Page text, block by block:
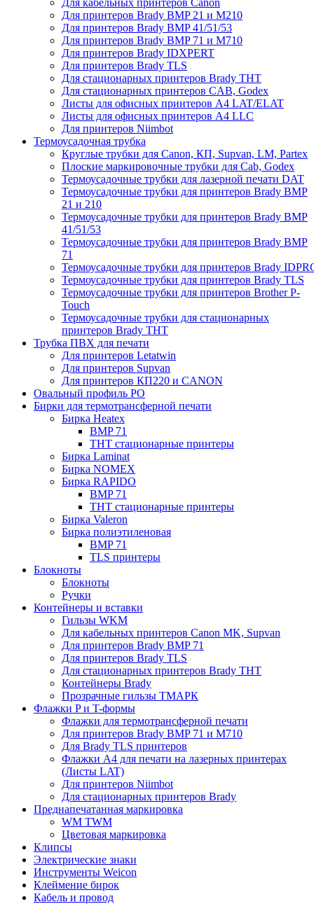
Для кабельных принтеров Canon
Для принтеров Brady BMP 21 и M210
Для принтеров Brady BMP 41/51/53
Для принтеров Brady BMP 71 и M710
Для принтеров Brady IDXPERT
Для принтеров Brady TLS
Для стационарных принтеров Brady THT
Для стационарных принтеров CAB, Godex
Листы для офисных принтеров А4 LAT/ELAT
Листы для офисных принтеров А4 LLC
Для принтеров Niimbot
Термоусадочная трубка
Круглые трубки для Canon, КП, Supvan, LM, Partex
Плоские маркировочные трубки для Cab, Godex
Термоусадочные трубки для лазерной печати DAT
Термоусадочные трубки для принтеров Brady BMP
21 и 210
Термоусадочные трубки для принтеров Brady BMP
41/51/53
Термоусадочные трубки для принтеров Brady BMP
71
Термоусадочные трубки для принтеров Brady
Термоусадочные трубки для принтеров Brady TLS
Термоусадочные трубки для принтеров Brother P-
Touch
Термоусадочные трубки для стационарных
принтеров Brady THT
Трубка ПВХ для печати
Для принтеров Letatwin
Для принтеров Supvan
Для принтеров КП220 и CANON
Овальный профиль PO
Бирки для термотрансферной печати
Бирка Heatex
BMP 71
THT стационарные принтеры
Бирка Laminat
Бирка NOMEX
Бирка RAPIDO
BMP 71
THT стационарные принтеры
Бирка Valeron
Бирка полиэтиленовая
BMP 71
TLS принтеры
Блокноты
Блокноты
Ручки
Контейнеры и вставки
Гильзы WKM
Для кабельных принтеров Canon MK, Supvan
Для принтеров Brady BMP 71
Для принтеров Brady TLS
Для стационарных принтеров Brady THT
Контейнеры Brady
Прозрачные гильзы ТМАРК
Флажки P и T-формы
Флажки для термотрансферной печати
Для принтеров Brady BMP 71 и M710
Для Brady TLS принтеров
Флажки A4 для печати на лазерных принтерах
(Листы LAT)
Для принтеров Niimbot
Для стационарных принтеров Brady
Преднапечатанная маркировка
WM TWM
Цветовая маркировка
Клипсы
Электрические знаки
Инструменты Weicon
Клеймение бирок
Кабель и провод